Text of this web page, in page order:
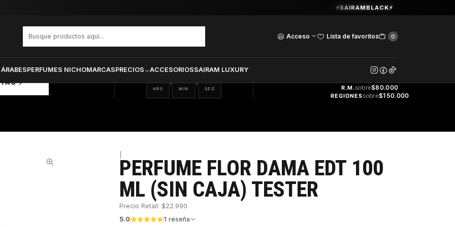
Acceso Lista de favoritos 0
PERFUMES NICHOMARCASPRECIOS ACCESORIOSSAIRAM LUXURY
Guardia Vieja 202. Oficina 102.Ver Horarios
⚡SAIRAMBLACK⚡
(SIN CAJA) TESTER
16
HRS
: 05
MIN
: 10
SEG
GRATIS
R.M.sobre$80.000
REGIONESsobre$150.000
PERFUME FLOR DAMA EDT 100
ML (SIN CAJA) TESTER
Precio Retail: $22.990
5.0
1 reseña